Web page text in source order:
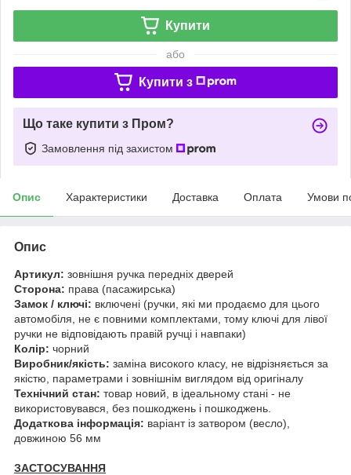
Купити
або
Купити з
Що таке купити з Пром?
Замовлення під захистом
Опис Характеристики Доставка Оплата Умови
Опис
Артикул: зовнішня ручка передніх дверей
Сторона: права (пасажирська)
Замок / ключі: включені (ручки, які ми продаємо для цього
автомобіля, не є повними комплектами, тому ключі для лівої
ручки не відповідають правій ручці і навпаки)
Колір: чорний
Виробник/якість: заміна високого класу, не відрізняється за
якістю, параметрами і зовнішнім виглядом від оригіналу
Технічний стан: товар новий, в ідеальному стані - не
використовувався, без пошкоджень і пошкоджень.
Додаткова інформація: варіант із затвором (весло),
довжиною 56 мм
ЗАСТОСУВАННЯ